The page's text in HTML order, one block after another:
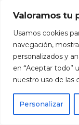
Valoramos tu
Usamos cookies
navegación,
personalizados y
en “Aceptar todo”
nuestro uso de las
Personalizar